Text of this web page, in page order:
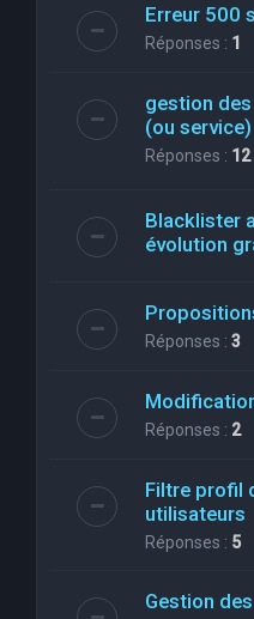
Erreur 500
Réponses : 1
gestion
(ou service)
Réponses : 12
Blacklister
évolution
Réponses : 3
Réponses : 2
Filtre profil
utilisateurs
Réponses : 5
Gestion